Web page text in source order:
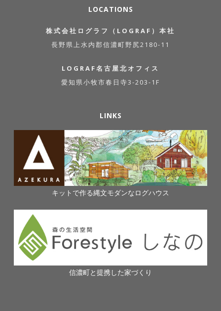
LOCATIONS
株式会社ログラフ（LOGRAF）本社
長野県上水内郡信濃町野尻2180-11
LOGRAF名古屋北オフィス
愛知県小牧市春日寺3-203-1F
LINKS
キットで作る縄文モダンなログハウス
信濃町と提携した家づくり